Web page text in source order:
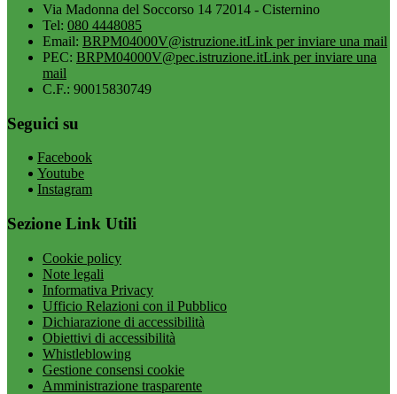
Via Madonna del Soccorso 14 72014 - Cisternino
Tel: 080 4448085
Email: BRPM04000V@istruzione.itLink per inviare una mail
PEC: BRPM04000V@pec.istruzione.itLink per inviare una
mail
C.F.: 90015830749
Seguici su
Facebook
Youtube
Instagram
Sezione Link Utili
Cookie policy
Note legali
Informativa Privacy
Ufficio Relazioni con il Pubblico
Dichiarazione di accessibilità
Obiettivi di accessibilità
Whistleblowing
Gestione consensi cookie
Amministrazione trasparente